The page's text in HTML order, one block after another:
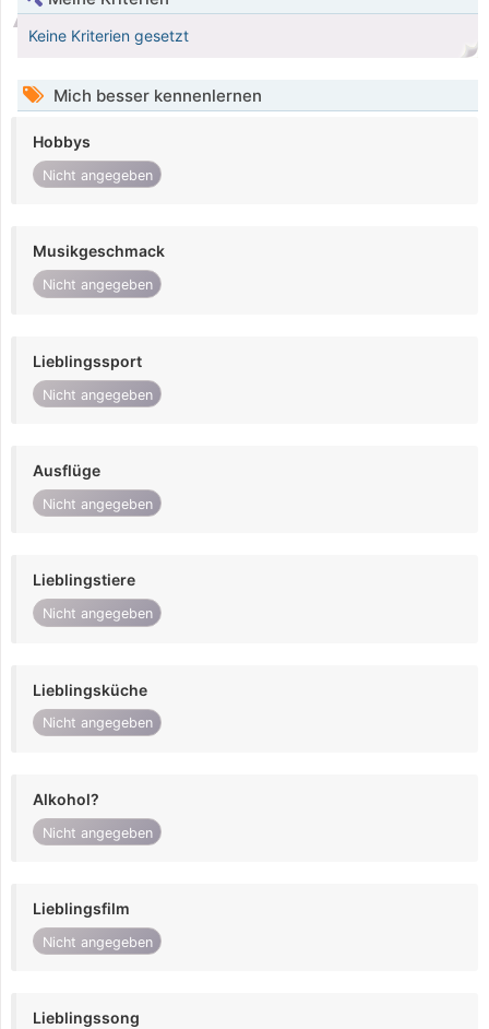
Keine Kriterien gesetzt
Mich besser kennenlernen
Hobbys
Nicht angegeben
Musikgeschmack
Nicht angegeben
Lieblingssport
Nicht angegeben
Ausflüge
Nicht angegeben
Lieblingstiere
Nicht angegeben
Lieblingsküche
Nicht angegeben
Alkohol?
Nicht angegeben
Lieblingsfilm
Nicht angegeben
Lieblingssong